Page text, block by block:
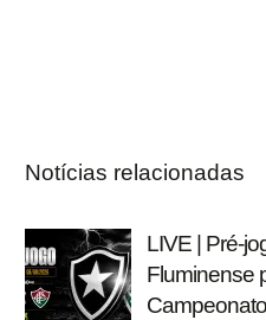
Notícias relacionadas
LIVE | Pré-
Fluminense